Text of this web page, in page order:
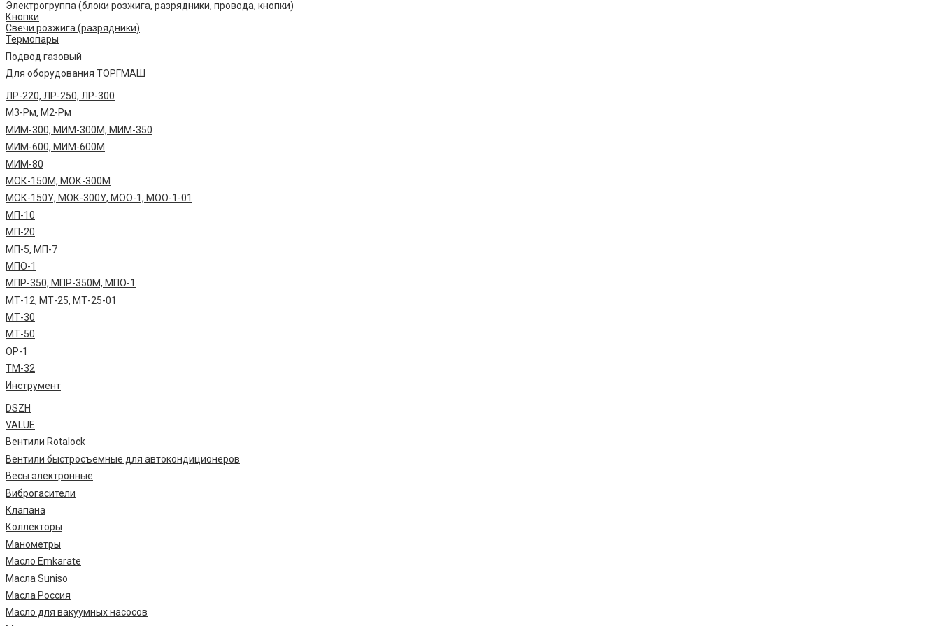
Электрогруппа (блоки розжига, разрядники, провода, кнопки)
Кнопки
Свечи розжига (разрядники)
Термопары
Подвод газовый
Для оборудования ТОРГМАШ
ЛР-220, ЛР-250, ЛР-300
М3-Рм, М2-Рм
МИМ-300, МИМ-300М, МИМ-350
МИМ-600, МИМ-600М
МИМ-80
МОК-150М, МОК-300М
МОК-150У, МОК-300У, МОО-1, МОО-1-01
МП-10
МП-20
МП-5, МП-7
МПО-1
МПР-350, МПР-350М, МПО-1
МТ-12, МТ-25, МТ-25-01
МТ-30
МТ-50
ОР-1
ТМ-32
Инструмент
DSZH
VALUE
Вентили Rotalock
Вентили быстросъемные для автокондиционеров
Весы электронные
Виброгасители
Клапана
Коллекторы
Манометры
Масло Emkarate
Масла Suniso
Масла Россия
Масло для вакуумных насосов